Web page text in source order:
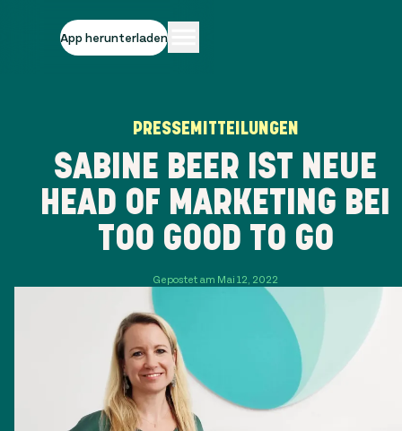
App herunterladen
PRESSEMITTEILUNGEN
SABINE BEER IST NEUE
HEAD OF MARKETING BEI
TOO GOOD TO GO
Gepostet am Mai 12, 2022